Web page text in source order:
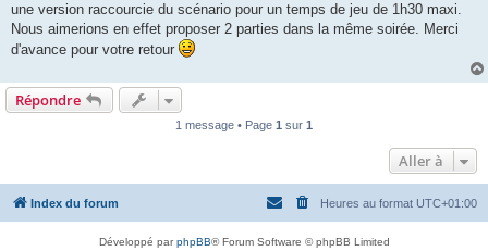
une version raccourcie du scénario pour un temps de jeu de 1h30 maxi.
Nous aimerions en effet proposer 2 parties dans la même soirée. Merci
d'avance pour votre retour
Répondre
1 message • Page 1 sur 1
Aller à
Index du forum Heures au format UTC+01:00
Développé parphpBB® Forum Software © phpBB Limited